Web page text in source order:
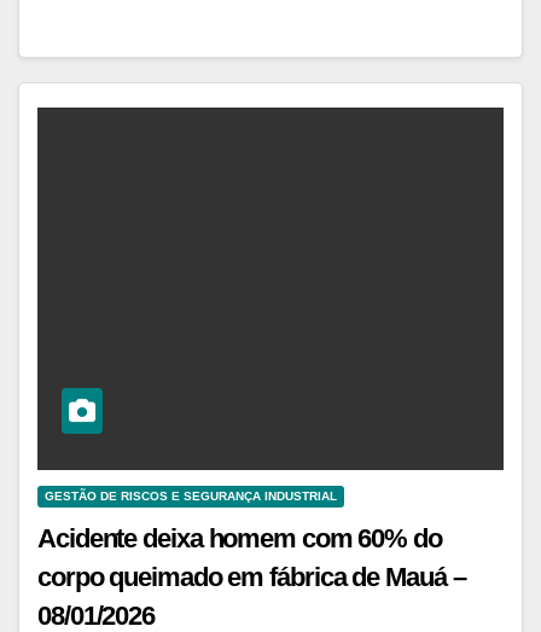
GESTÃO DE RISCOS E SEGURANÇA INDUSTRIAL
Acidente deixa homem com 60% do
corpo queimado em fábrica de Mauá –
08/01/2026